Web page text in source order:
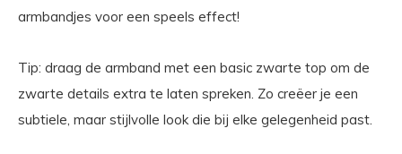
armbandjes voor een speels effect!
Tip: draag de armband met een basic zwarte top om de
zwarte details extra te laten spreken. Zo creëer je een
subtiele, maar stijlvolle look die bij elke gelegenheid past.